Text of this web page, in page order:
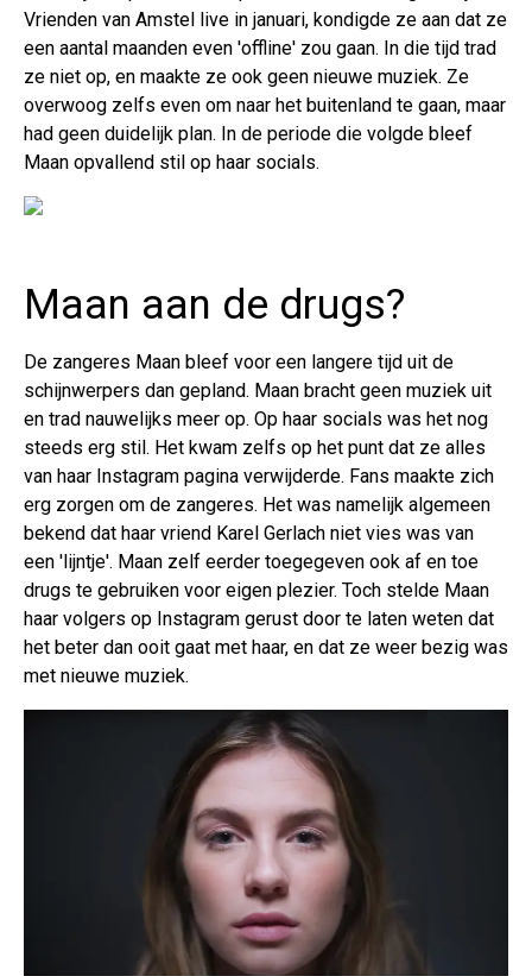
Vrienden van Amstel live in januari, kondigde ze aan dat ze
een aantal maanden even 'offline' zou gaan. In die tijd trad
ze niet op, en maakte ze ook geen nieuwe muziek. Ze
overwoog zelfs even om naar het buitenland te gaan, maar
had geen duidelijk plan. In de periode die volgde bleef
Maan opvallend stil op haar socials.
Maan aan de drugs?
De zangeres Maan bleef voor een langere tijd uit de
schijnwerpers dan gepland. Maan bracht geen muziek uit
en trad nauwelijks meer op. Op haar socials was het nog
steeds erg stil. Het kwam zelfs op het punt dat ze alles
van haar Instagram pagina verwijderde. Fans maakte zich
erg zorgen om de zangeres. Het was namelijk algemeen
bekend dat haar vriend Karel Gerlach niet vies was van
een 'lijntje'. Maan zelf eerder toegegeven ook af en toe
drugs te gebruiken voor eigen plezier. Toch stelde Maan
haar volgers op Instagram gerust door te laten weten dat
het beter dan ooit gaat met haar, en dat ze weer bezig was
met nieuwe muziek.